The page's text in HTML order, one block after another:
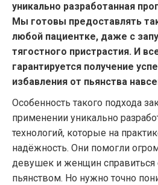
уникально разработанная
Мы готовы предоставлять
любой пациентке, даже с
тягостного пристрастия. И
гарантируется получение
избавления от пьянства
Особенность такого подхода
применении уникально
технологий, которые на
надёжность. Они помогли
девушек и женщин справиться
пьянством. Но нужно точно